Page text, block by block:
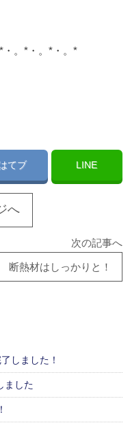
・。*・。*・。*
てブ LINE
へ
次の記事へ
断熱材はしっかりと！
しました！
ました